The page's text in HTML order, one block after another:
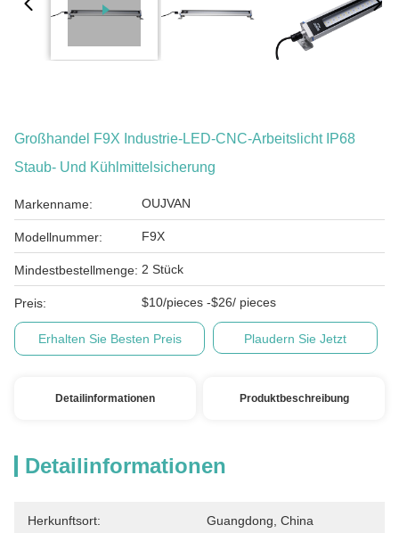
Großhandel F9X Industrie-LED-CNC-Arbeitslicht IP68
Staub- Und Kühlmittelsicherung
Markenname: OUJVAN
Modellnummer: F9X
Mindestbestellmenge: 2 Stück
Preis: $10/pieces -$26/ pieces
Erhalten Sie Besten Preis Plaudern Sie Jetzt
Detailinformationen Produktbeschreibung
Detailinformationen
Herkunftsort: Guangdong, China